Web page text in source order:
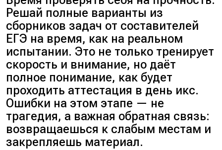
Решай полные варианты из
сборников задач от составителей
ЕГЭ на время, как на реальном
испытании. Это не только тренирует
скорость и внимание, но даёт
полное понимание, как будет
проходить аттестация в день икс.
Ошибки на этом этапе — не
трагедия, а важная обратная связь:
возвращаешься к слабым местам и
закрепляешь материал.